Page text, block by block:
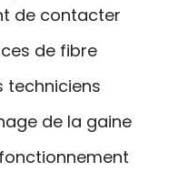
de contacter
de fibre
techniciens
de la gaine